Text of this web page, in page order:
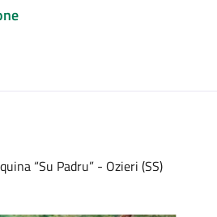
“Su Padru” - Ozieri (SS)